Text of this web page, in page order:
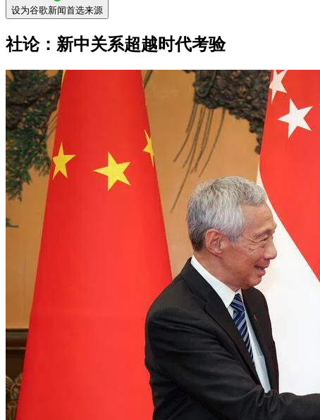
设为谷歌新闻首选来源
社论：新中关系超越时代考验